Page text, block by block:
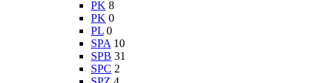
PK 8
PK 0
PL 0
SPA 10
SPB 31
SPC 2